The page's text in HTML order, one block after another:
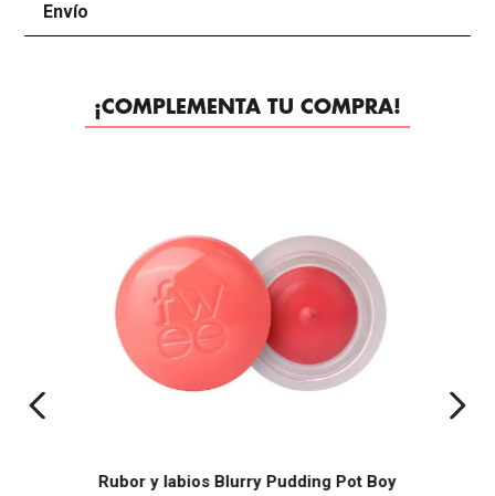
Envío
¡COMPLEMENTA TU COMPRA!
Rubor y labios Blurry Pudding Pot Boy